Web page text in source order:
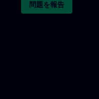
問題を報告